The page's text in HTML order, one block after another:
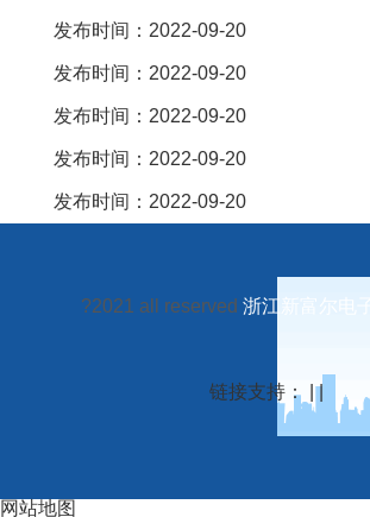
发布时间：2022-09-20
发布时间：2022-09-20
发布时间：2022-09-20
发布时间：2022-09-20
发布时间：2022-09-20
?2021 all reserved 浙江新富尔电
链接支持： | |
网站地图